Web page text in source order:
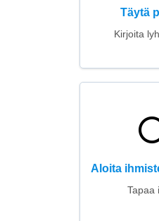
Täytä
Kirjoita
Aloita
Tapaa